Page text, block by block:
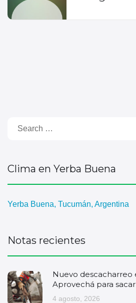
Clima en Yerba Buena
Yerba Buena, Tucumán, Argentina
Notas recientes
Nuevo descacharreo
Aprovechá para
4 agosto, 2026